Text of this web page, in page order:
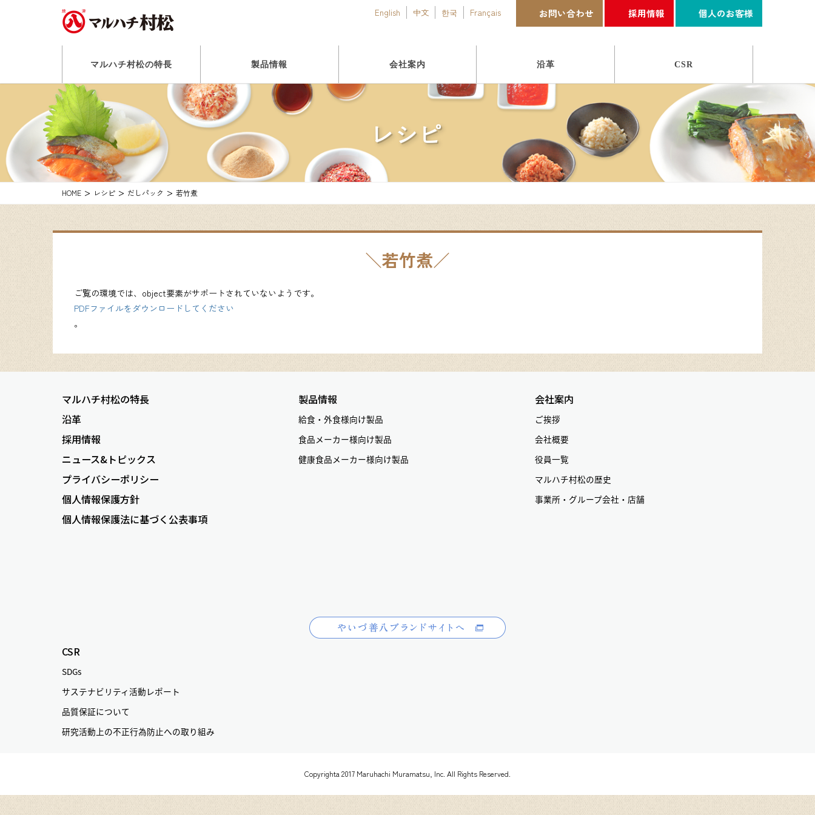
お問い合わせ 採用情報 個人のお客様
English 中文 한국 Français
マルハチ村松の特長 製品情報 会社案内 沿革 CSR
レシピ
HOME レシピ だしパック 若竹煮
若竹煮
ご覧の環境では、object要素がサポートされていないようです。
PDFファイルをダウンロードしてください
。
マルハチ村松の特長
沿革
採用情報
ニュース&トピックス
プライバシーポリシー
個人情報保護方針
個人情報保護法に基づく公表事項
製品情報
給食・外食様向け製品
食品メーカー様向け製品
健康食品メーカー様向け製品
会社案内
ご挨拶
会社概要
役員一覧
マルハチ村松の歴史
事業所・グループ会社・店舗
CSR
SDGs
サステナビリティ活動レポート
品質保証について
研究活動上の不正行為防止への取り組み
Copyrighta 2017 Maruhachi Muramatsu, Inc. All Rights Reserved.